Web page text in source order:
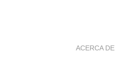
ACERCA DE